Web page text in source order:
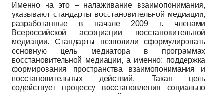
Именно на это – налаживание взаимопонимания,
указывают стандарты восстановительной медиации,
разработанные в начале 2009 г. членами
Всероссийской ассоциации восстановительной
медиации. Стандарты позволили сформулировать
основную цель медиатора в программах
восстановительной медиации, а именно: поддержка
формирования пространства взаимопонимания и
восстановительных действий. Такая цель
содействует процессу восстановления социально